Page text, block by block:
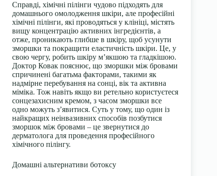
Справді, хімічні пілінги чудово підходять для
домашнього омолодження шкіри, але професійні
хімічні пілінги, які проводяться у клініці, містять
вищу концентрацію активних інгредієнтів, а
отже, проникають глибше в шкіру, щоб усунути
зморшки та покращити еластичність шкіри. Це, у
свою чергу, робить шкіру м’якшою та гладкішою.
Доктор Ковак пояснює, що зморшки між бровами
спричинені багатьма факторами, такими як
надмірне перебування на сонці, вік та активна
міміка. Тож навіть якщо ви ретельно користуєтеся
сонцезахисним кремом, з часом зморшки все
одно можуть з’явитися. Суть у тому, що один із
найкращих неінвазивних способів позбутися
зморшок між бровами – це звернутися до
дерматолога для проведення професійного
хімічного пілінгу.
Домашні альтернативи ботоксу